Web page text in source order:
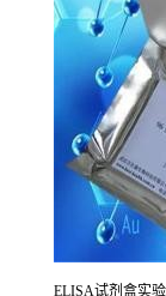
ELISA试剂盒实验